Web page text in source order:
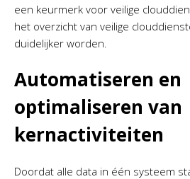
een keurmerk voor veilige
het overzicht van veilige
duidelijker worden.
Automatiseren en
optimaliseren van
kernactiviteiten
Doordat alle data in één systeem